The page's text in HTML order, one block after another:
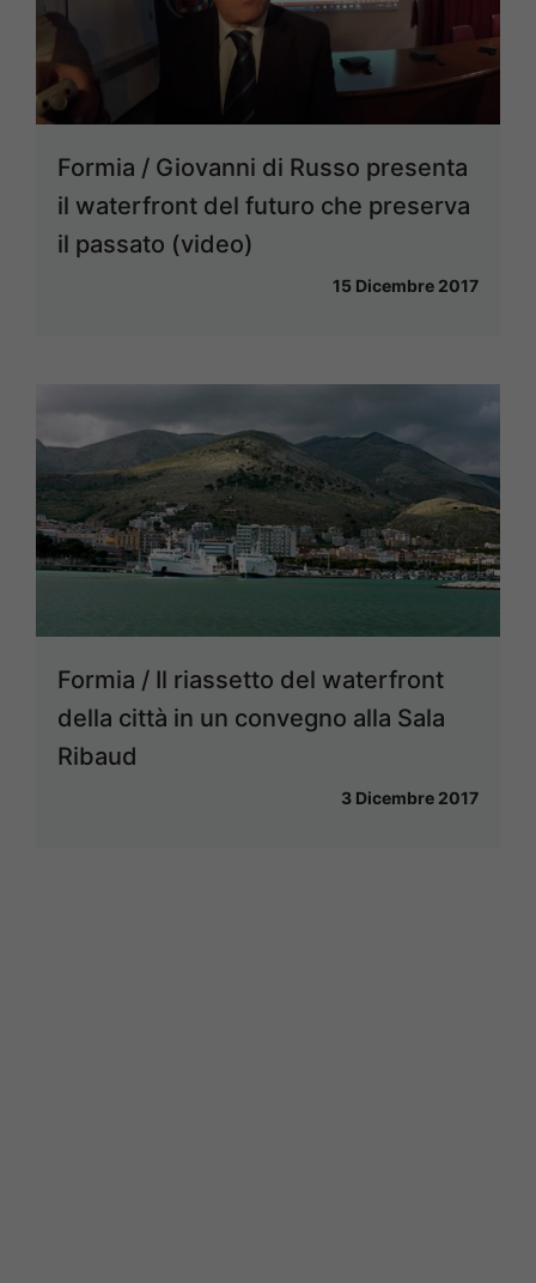
Formia / Giovanni di Russo presenta
il waterfront del futuro che preserva
il passato (video)
15 Dicembre 2017
Formia / Il riassetto del waterfront
della città in un convegno alla Sala
Ribaud
3 Dicembre 2017